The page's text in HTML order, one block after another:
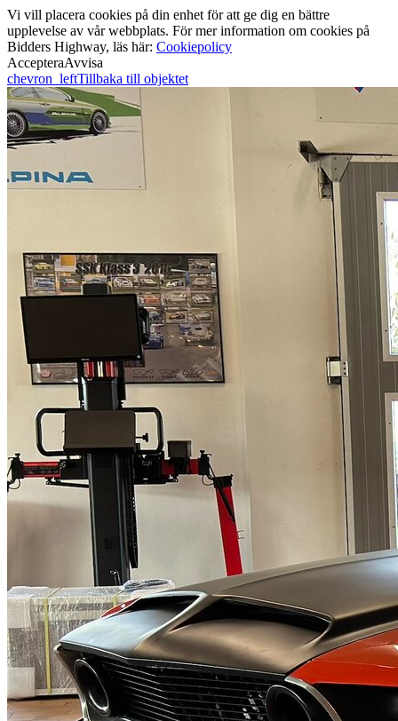
Vi vill placera cookies på din enhet för att ge dig en bättre
upplevelse av vår webbplats. För mer information om cookies på
Bidders Highway, läs här: Cookiepolicy
AccepteraAvvisa
chevron_leftTillbaka till objektet